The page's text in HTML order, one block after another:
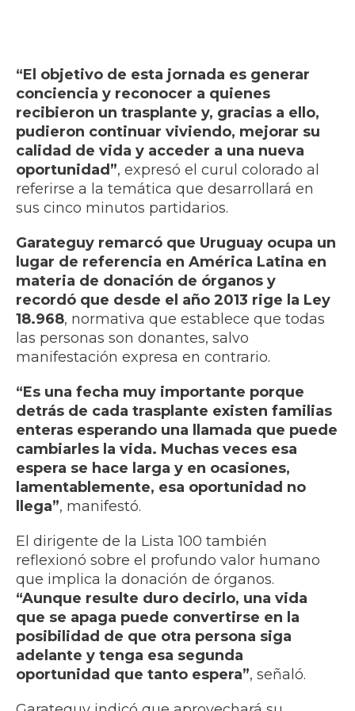
“El objetivo de esta jornada es generar
conciencia y reconocer a quienes
recibieron un trasplante y, gracias a ello,
pudieron continuar viviendo, mejorar su
calidad de vida y acceder a una nueva
oportunidad”, expresó el curul colorado al
referirse a la temática que desarrollará en
sus cinco minutos partidarios.
Garateguy remarcó que Uruguay ocupa un
lugar de referencia en América Latina en
materia de donación de órganos y
recordó que desde el año 2013 rige la Ley
18.968, normativa que establece que todas
las personas son donantes, salvo
manifestación expresa en contrario.
“Es una fecha muy importante porque
detrás de cada trasplante existen familias
enteras esperando una llamada que puede
cambiarles la vida. Muchas veces esa
espera se hace larga y en ocasiones,
lamentablemente, esa oportunidad no
llega”, manifestó.
El dirigente de la Lista 100 también
reflexionó sobre el profundo valor humano
que implica la donación de órganos.
“Aunque resulte duro decirlo, una vida
que se apaga puede convertirse en la
posibilidad de que otra persona siga
adelante y tenga esa segunda
oportunidad que tanto espera”, señaló.